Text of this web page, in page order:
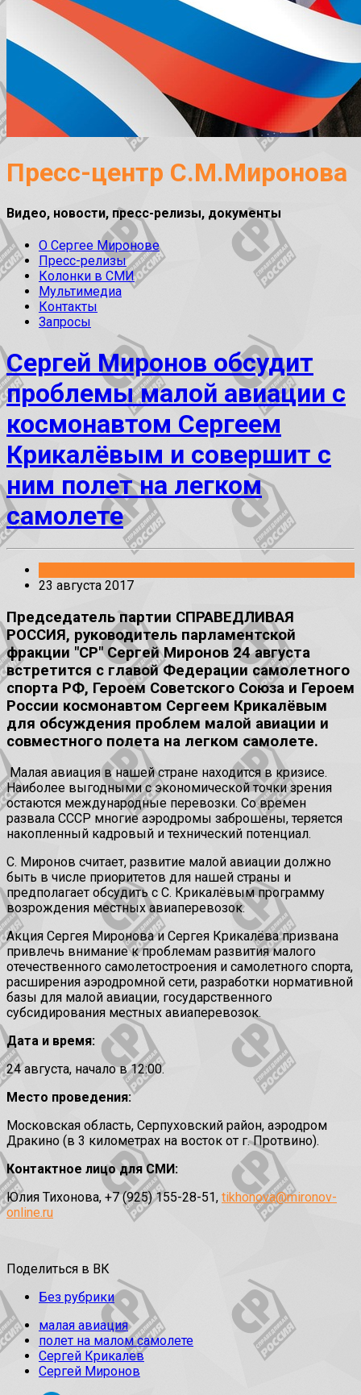
Пресс-центр С.М.Миронова
Видео, новости, пресс-релизы, документы
О Сергее Миронове
Пресс-релизы
Колонки в СМИ
Мультимедиа
Контакты
Запросы
Сергей Миронов обсудит
проблемы малой авиации с
космонавтом Сергеем
Крикалёвым и совершит с
ним полет на легком
самолете
23 августа 2017
Председатель партии СПРАВЕДЛИВАЯ
РОССИЯ, руководитель парламентской
фракции "СР" Сергей Миронов 24 августа
встретится с главой Федерации самолетного
спорта РФ, Героем Советского Союза и Героем
России космонавтом Сергеем Крикалёвым
для обсуждения проблем малой авиации и
совместного полета на легком самолете.
Малая авиация в нашей стране находится в кризисе.
Наиболее выгодными с экономической точки зрения
остаются международные перевозки. Со времен
развала СССР многие аэродромы заброшены, теряется
накопленный кадровый и технический потенциал.
С. Миронов считает, развитие малой авиации должно
быть в числе приоритетов для нашей страны и
предполагает обсудить с С. Крикалёвым программу
возрождения местных авиаперевозок.
Акция Сергея Миронова и Сергея Крикалёва призвана
привлечь внимание к проблемам развития малого
отечественного самолетостроения и самолетного спорта,
расширения аэродромной сети, разработки нормативной
базы для малой авиации, государственного
субсидирования местных авиаперевозок.
Дата и время:
24 августа, начало в 12:00.
Место проведения:
Московская область, Серпуховский район, аэродром
Дракино (в 3 километрах на восток от г. Протвино).
Контактное лицо для СМИ:
Юлия Тихонова, +7 (925) 155-28-51, tikhonova@mironov-
online.ru
Поделиться в ВК
Без рубрики
малая авиация
полет на малом самолете
Сергей Крикалев
Сергей Миронов